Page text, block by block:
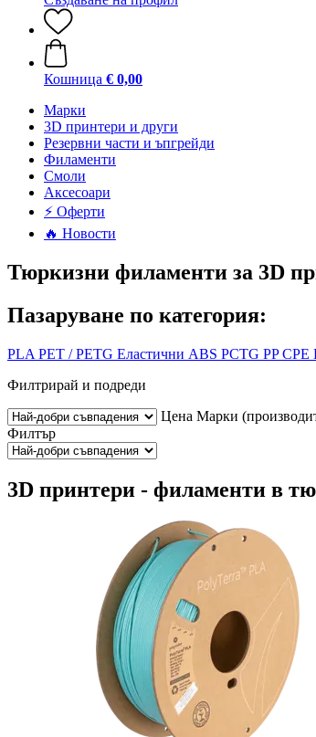
Кошница € 0,00
Mарки
3D принтери и други
Резервни части и ъпгрейди
Филаменти
Смоли
Аксесоари
⚡ Оферти
🔥 Новости
Тюркизни филаменти за 3D
Пазаруване по категория:
PLA PET / PETG Еластични ABS PCTG PP CPE
Филтрирай и подреди
Цена Марки
Филтър
3D принтери - филаменти в